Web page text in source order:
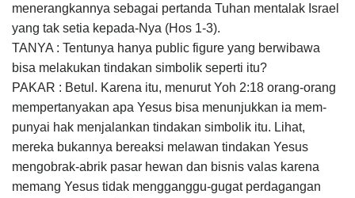
menerangkannya sebagai per­tanda Tuhan mentalak Israel
yang tak setia ke­pada-Nya (Hos 1-3).
TANYA : Tentunya hanya public figure yang berwibawa
bisa melakukan tindakan simbolik seperti itu?
PAKAR : Betul. Karena itu, menurut Yoh 2:18 orang-orang
mempertanyakan apa Yesus bisa menunjukkan ia mem­
punyai hak menjalankan tindakan simbolik itu. Lihat,
mereka bukannya bereaksi melawan tindak­an Yesus
mengobrak-abrik pasar hewan dan bisnis valas karena
memang Yesus tidak mengganggu-gugat perdagangan